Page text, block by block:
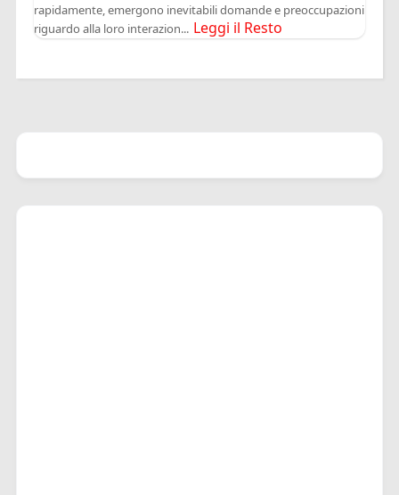
rapidamente, emergono inevitabili domande e preoccupazioni
riguardo alla loro interazion... Leggi il Resto